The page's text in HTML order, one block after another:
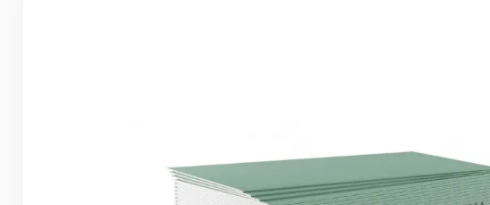
Инструмент и оборудование